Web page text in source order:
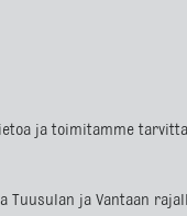
ja toimitamme
ja Vantaan